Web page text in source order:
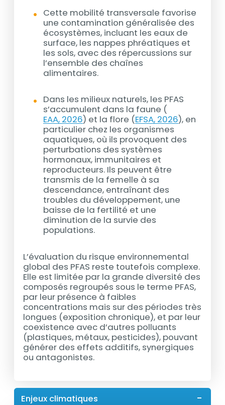
Cette mobilité transversale favorise
une contamination généralisée des
écosystèmes, incluant les eaux de
surface, les nappes phréatiques et
les sols, avec des répercussions sur
l’ensemble des chaînes
alimentaires.
Dans les milieux naturels, les PFAS
s’accumulent dans la faune (
EAA, 2026) et la flore (EFSA, 2026), en
particulier chez les organismes
aquatiques, où ils provoquent des
perturbations des systèmes
hormonaux, immunitaires et
reproducteurs. Ils peuvent être
transmis de la femelle à sa
descendance, entraînant des
troubles du développement, une
baisse de la fertilité et une
diminution de la survie des
populations.
L’évaluation du risque environnemental
global des PFAS reste toutefois complexe.
Elle est limitée par la grande diversité des
composés regroupés sous le terme PFAS,
par leur présence à faibles
concentrations mais sur des périodes très
longues (exposition chronique), et par leur
coexistence avec d’autres polluants
(plastiques, métaux, pesticides), pouvant
générer des effets additifs, synergiques
ou antagonistes.
Enjeux climatiques